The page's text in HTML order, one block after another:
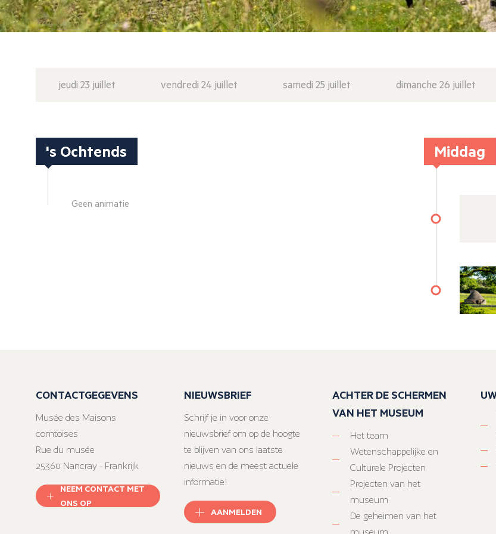
jeudi 23 juillet vendredi 24 juillet samedi 25 juillet dimanche 26 juillet
's Ochtends
Geen animatie
Middag
CONTACTGEGEVENS
Musée des Maisons
comtoises
Rue du musée
25360 Nancray - Frankrijk
NEEM CONTACT MET
ONS OP
NIEUWSBRIEF
Schrijf je in voor onze
nieuwsbrief om op de hoogte
te blijven van ons laatste
nieuws en de meest actuele
informatie!
AANMELDEN
ACHTER DE SCHERMEN
VAN HET MUSEUM
Het team
Wetenschappelijke en
Culturele Projecten
Projecten van het
museum
De geheimen van het